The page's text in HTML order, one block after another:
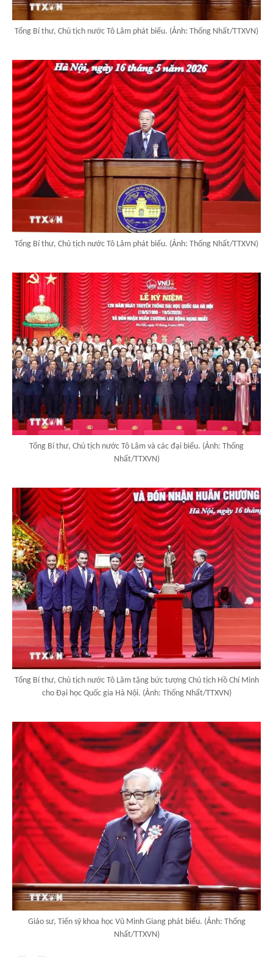
Tổng Bí thư, Chủ tịch nước Tô Lâm phát biểu. (Ảnh: Thống Nhất/TTXVN)
Tổng Bí thư, Chủ tịch nước Tô Lâm phát biểu. (Ảnh: Thống Nhất/TTXVN)
Tổng Bí thư, Chủ tịch nước Tô Lâm và các đại biểu. (Ảnh: Thống
Nhất/TTXVN)
Tổng Bí thư, Chủ tịch nước Tô Lâm tặng bức tượng Chủ tịch Hồ Chí Minh
cho Đại học Quốc gia Hà Nội. (Ảnh: Thống Nhất/TTXVN)
Giáo sư, Tiến sỹ khoa học Vũ Minh Giang phát biểu. (Ảnh: Thống
Nhất/TTXVN)